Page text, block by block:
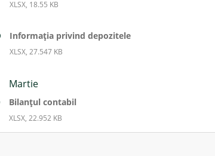
XLSX, 18.55 KB
Informaţia privind depozitele
XLSX, 27.547 KB
Martie
Bilanțul contabil
XLSX, 22.952 KB